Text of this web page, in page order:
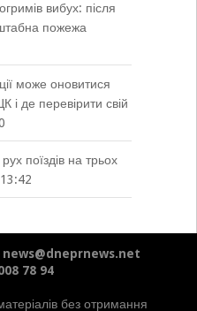
вибух: після
пожежа
може оновитися
і де перевірити свій
поїздів на трьох
news@dneprnews.net
78 94
без отримання